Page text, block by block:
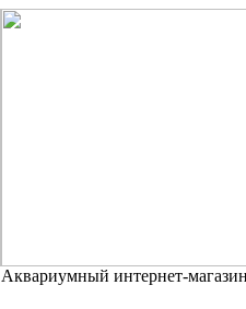
Аквариумный интернет-